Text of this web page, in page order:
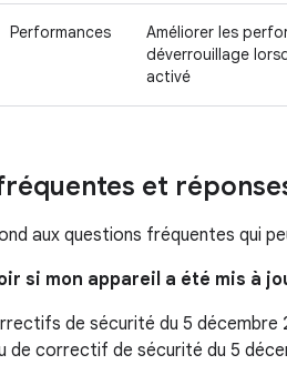
Performances
Améliorer les
déverrouillage
activé
et
aux questions fréquentes qui
si mon appareil a été mis à
de sécurité du 5
de correctif de sécurité du 5